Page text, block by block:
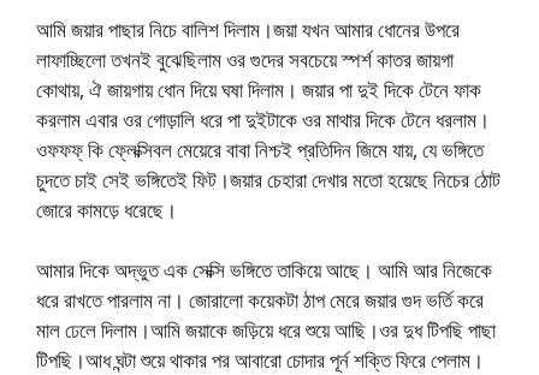
আমি জয়ার পাছার নিচে বালিশ দিলাম।জয়া যখন আমার ধোনের উপরে
লাফাচ্ছিলো তখনই বুঝেছিলাম ওর গুদের সবচেয়ে স্পর্শ কাতর জায়গা
কোথায়, ঐ জায়গায় ধোন দিয়ে ঘষা দিলাম। জয়ার পা দুই দিকে টেনে ফাক
করলাম এবার ওর গোড়ালি ধরে পা দুইটাকে ওর মাথার দিকে টেনে ধরলাম।
ওফফফ্‌ কি ফ্লেক্সিবল মেয়েরে বাবা নিশ্চই প্রতিদিন জিমে যায়, যে ভঙ্গিতে
চুদতে চাই সেই ভঙ্গিতেই ফিট।জয়ার চেহারা দেখার মতো হয়েছে নিচের ঠোট
জোরে কামড়ে ধরেছে।
আমার দিকে অদ্ভুত এক সেক্সি ভঙ্গিতে তাকিয়ে আছে। আমি আর নিজেকে
ধরে রাখতে পারলাম না। জোরালো কয়েকটা ঠাপ মেরে জয়ার গুদ ভর্তি করে
মাল ঢেলে দিলাম।আমি জয়াকে জড়িয়ে ধরে শুয়ে আছি।ওর দুধ টিপছি পাছা
টিপছি।আধ ঘন্টা শুয়ে থাকার পর আবারো চোদার পূর্ন শক্তি ফিরে পেলাম।